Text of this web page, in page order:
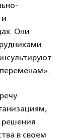
Они
в своем